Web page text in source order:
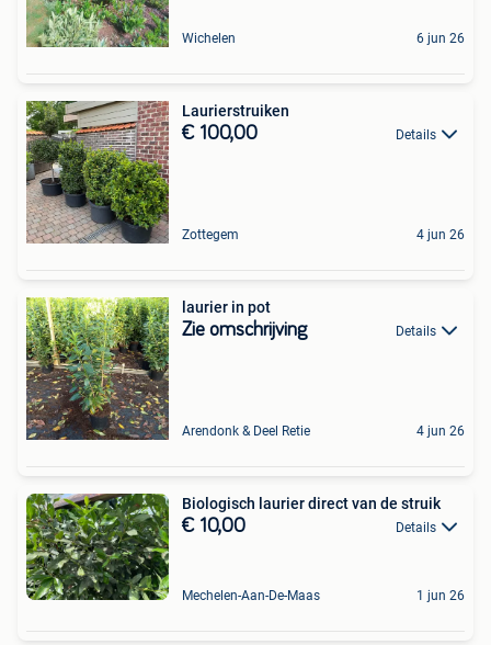
Wichelen 6 jun 26
Laurierstruiken
€ 100,00 Details
Zottegem 4 jun 26
laurier in pot
Zie omschrijving Details
Arendonk & Deel Retie 4 jun 26
Biologisch laurier direct van de struik
€ 10,00 Details
Mechelen-Aan-De-Maas 1 jun 26